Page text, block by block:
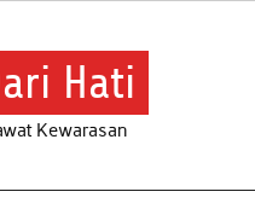
Hati
Kewarasan